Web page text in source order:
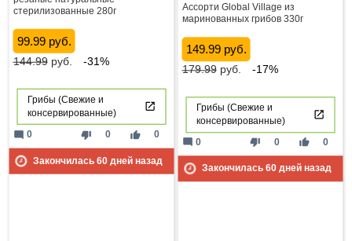
Ассорти Global Village из
маринованных грибов 330г
149.99 руб.
179.99руб. -17%
Грибы (Свежие и
консервированные)
thumb_down 0 thumb_up 0
mode_comment 0
Закончилась 60дней назад
стерилизованные 280г
99.99 руб.
144.99руб. -31%
Грибы (Свежие и
консервированные)
thumb_down 0 thumb_up 0
mode_comment 0
Закончилась 60дней назад